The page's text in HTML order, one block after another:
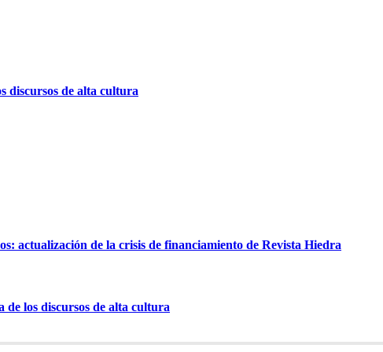
discursos de alta cultura
actualización de la crisis de financiamiento de Revista Hiedra
los discursos de alta cultura